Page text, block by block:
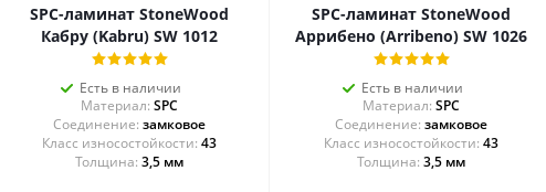
SPC-ламинат StoneWood
Кабру (Kabru) SW 1012
Есть в наличии
Материал: SPC
Соединение: замковое
43
Толщина: 3,5 мм
SPC-ламинат StoneWood
Аррибено (Arribeno) SW 1026
Есть в наличии
Материал: SPC
Соединение: замковое
43
Толщина: 3,5 мм